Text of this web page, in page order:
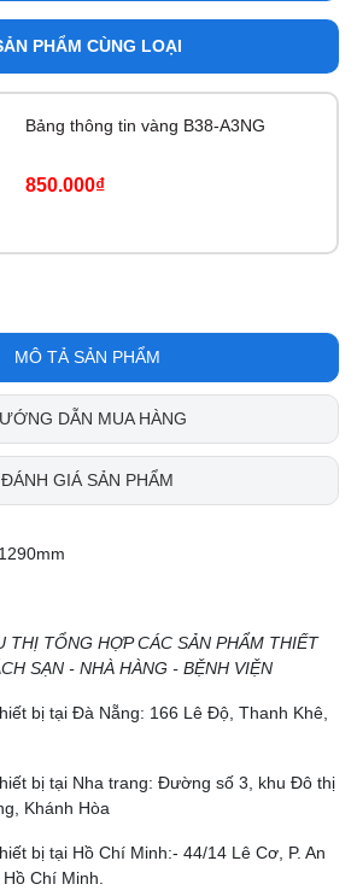
PHẨM CÙNG LOẠI
Bảng thông tin vàng B38-A3NG
850.000₫
MÔ TẢ SẢN PHẨM
DẪN MUA HÀNG
ĐÁNH GIÁ SẢN PHẨM
THỊ TỔNG HỢP CÁC SẢN PHẨM THIẾT
SẠN - NHÀ HÀNG - BỆNH VIỆN
bị tại Đà Nẵng: 166 Lê Độ, Thanh Khê,
bị tại Nha trang: Đường số 3, khu Đô thị
Khánh Hòa
bị tại Hồ Chí Minh:- 44/14 Lê Cơ, P. An
Chí Minh.